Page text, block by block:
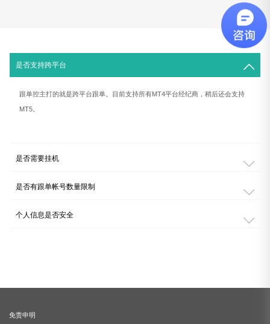
是否支持跨平台
跟单控主打的就是跨平台跟单。目前支持所有MT4平台经纪商，稍后还会支持
MT5。
是否需要挂机
是否有跟单帐号数量限制
个人信息是否安全
免责申明